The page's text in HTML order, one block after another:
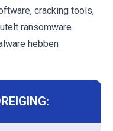
cracking tools,
ransomware
hebben